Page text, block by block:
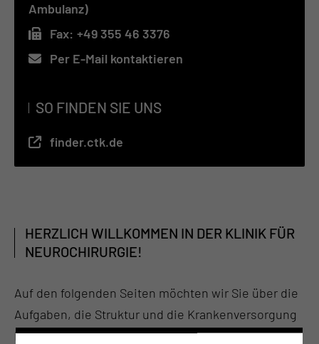
Ambulanz)
Fax: +49 355 46 3376
Per E-Mail kontaktieren
SO FINDEN SIE UNS
finder.ctk.de
HERZLICH WILLKOMMEN IN DER KLINIK FÜR
NEUROCHIRURGIE!
Auf den folgenden Seiten möchten wir Sie über die
Aufgaben, die Struktur und die Krankenversorgung
in unserer Klinik informieren. Das